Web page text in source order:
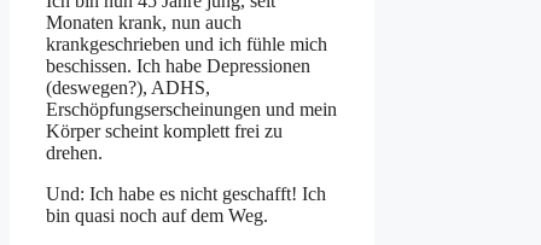
Monaten krank, nun auch
krankgeschrieben und ich fühle mich
beschissen. Ich habe Depressionen
(deswegen?), ADHS,
Erschöpfungserscheinungen und mein
Körper scheint komplett frei zu
drehen.
Und: Ich habe es nicht geschafft! Ich
bin quasi noch auf dem Weg.